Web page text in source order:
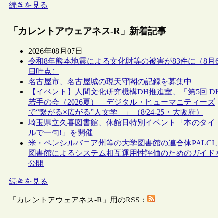
続きを見る
「カレントアウェアネス-R」新着記事
2026年08月07日
令和8年熊本地震による文化財等の被害が83件に（8月
日時点）
名古屋市、名古屋城の現天守閣の記録を募集中
【イベント】人間文化研究機構DH推進室、「第5回
若手の会（2026夏）―デジタル・ヒューマニティーズ
で“繋がる×広がる”人文学―」（8/24-25・大阪府）
埼玉県立久喜図書館、休館日特別イベント「本のタイ
ルで一句!」を開催
米・ペンシルバニア州等の大学図書館の連合体PALCI、
図書館によるシステム相互運用性評価のためのガイド
公開
続きを見る
「カレントアウェアネス-R」用のRSS：